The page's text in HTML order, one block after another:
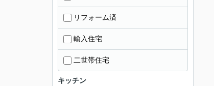
リフォーム済
輸入住宅
二世帯住宅
キッチン